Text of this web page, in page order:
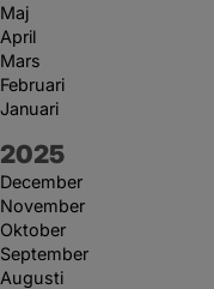
Maj
April
Mars
Februari
Januari
År:
2025
December
November
Oktober
September
Augusti